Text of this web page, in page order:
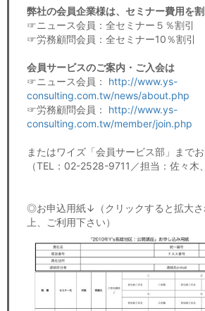
弊社の会員企業様は、セミナー費用を割
☞ニュース会員：全セミナー５％割引
☞労務顧問会員：全セミナー10％割引
会員サービスのご案内・ご入会は
☞ニュース会員： http://www.ys-
consulting.com.tw/news/about.php
☞労務顧問会員： http://www.ys-
consulting.com.tw/member/join.php
またはワイズ「会員サービス部」までお
（TEL：02-2528-9711／担当：佐々木
◎お申込用紙↓（クリックすると拡大さ
上、ご利用下さい）